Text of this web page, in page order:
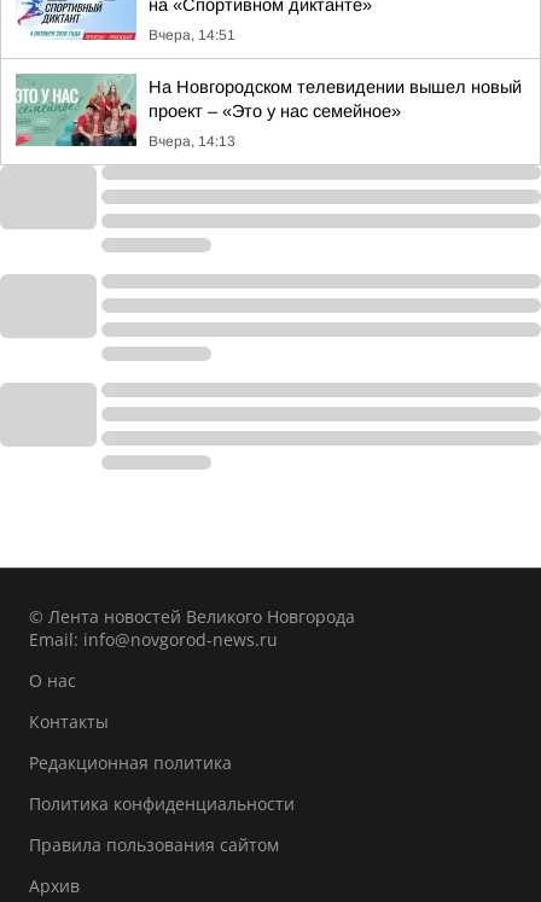
на «Спортивном диктанте»
Вчера, 14:51
На Новгородском телевидении вышел новый
проект – «Это у нас семейное»
Вчера, 14:13
© Лента новостей Великого Новгорода
Email: info@novgorod-news.ru
О нас
Контакты
Редакционная политика
Политика конфиденциальности
Правила пользования сайтом
Архив